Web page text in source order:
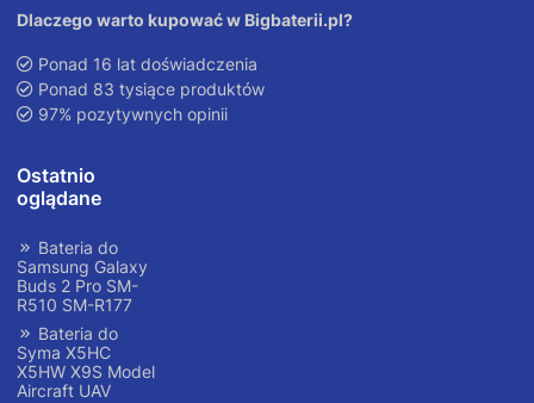
Dlaczego warto kupować w Bigbaterii.pl?
Ponad 16 lat doświadczenia
Ponad 83 tysiące produktów
97% pozytywnych opinii
Ostatnio
oglądane
Bateria do
Samsung Galaxy
Buds 2 Pro SM-
R510 SM-R177
Bateria do
Syma X5HC
X5HW X9S Model
Aircraft UAV